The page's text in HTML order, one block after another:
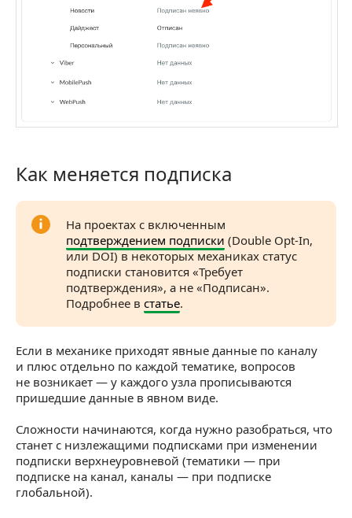
Как меняется подписка
Как меняется подписка
На проектах с включенным
подтверждением подписки (Double Opt-In,
или DOI) в некоторых механиках статус
подписки становится «Требует
подтверждения», а не «Подписан».
Подробнее в статье.
Если в механике приходят явные данные по каналу
и плюс отдельно по каждой тематике, вопросов
не возникает — у каждого узла прописываются
пришедшие данные в явном виде.
Сложности начинаются, когда нужно разобраться, что
станет с низлежащими подписками при изменении
подписки верхнеуровневой (тематики — при
подписке на канал, каналы — при подписке
глобальной).